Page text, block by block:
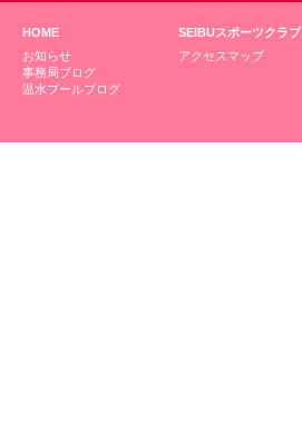
HOME
お知らせ
事務局ブログ
温水プールブログ
SEIBUスポーツクラブ
アクセスマップ